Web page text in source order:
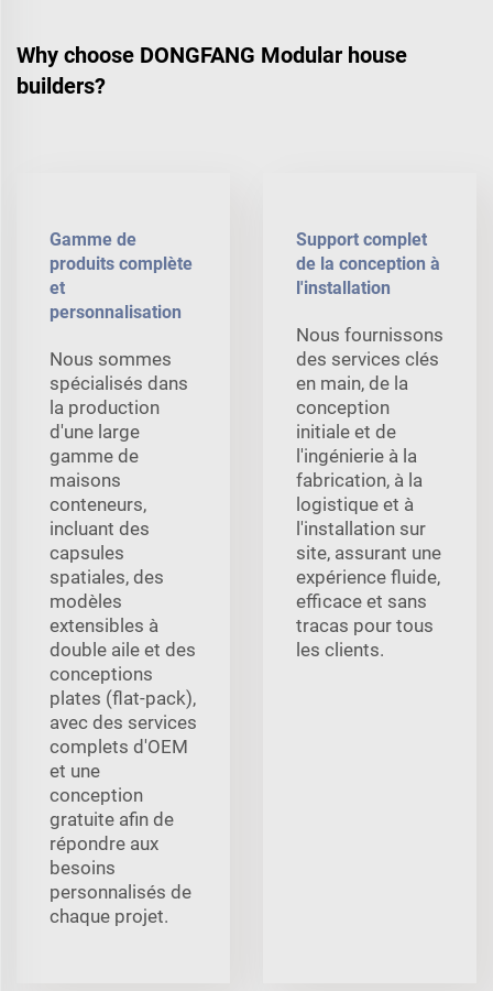
Why choose DONGFANG Modular house
builders?
Gamme de
produits complète
et
personnalisation
Nous sommes
spécialisés dans
la production
d'une large
gamme de
maisons
conteneurs,
incluant des
capsules
spatiales, des
modèles
extensibles à
double aile et des
conceptions
plates (flat-pack),
avec des services
complets d'OEM
et une
conception
gratuite afin de
répondre aux
besoins
personnalisés de
chaque projet.
Support complet
de la conception à
l'installation
Nous fournissons
des services clés
en main, de la
conception
initiale et de
l'ingénierie à la
fabrication, à la
logistique et à
l'installation sur
site, assurant une
expérience fluide,
efficace et sans
tracas pour tous
les clients.